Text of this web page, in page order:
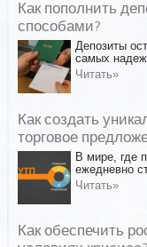
Как пополнить
способами?
Депозиты
самых
Читать»
Как создать
торговое
В мире, где
ежедневно
Читать»
Как обеспечить